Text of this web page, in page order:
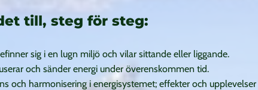
till, steg för steg:
sig i en lugn miljö och vilar sittande eller liggande.
och sänder energi under överenskommen tid.
och harmonisering i energisystemet; effekter och upplevelser